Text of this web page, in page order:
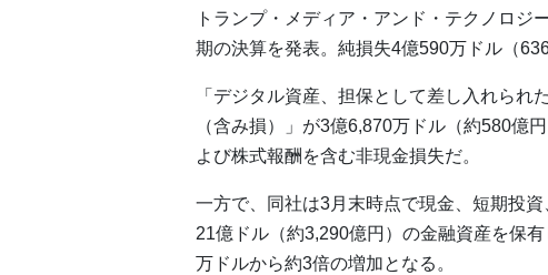
トランプ・メディア・アンド・テクノロジ
期の決算を発表。純損失4億590万ドル（
「デジタル資産、担保として差し入れら
（含み損）」が3億6,870万ドル（約580億
よび株式報酬を含む非現金損失だ。
一方で、同社は3月末時点で現金、短期投
21億ドル（約3,290億円）の金融資産を保
万ドルから約3倍の増加となる。